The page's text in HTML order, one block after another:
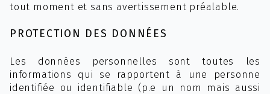
tout moment et sans avertissement préalable.
PROTECTION DES DONNÉES
Les données personnelles sont toutes les
informations qui se rapportent à une personne
identifiée ou identifiable (p.e un nom mais aussi